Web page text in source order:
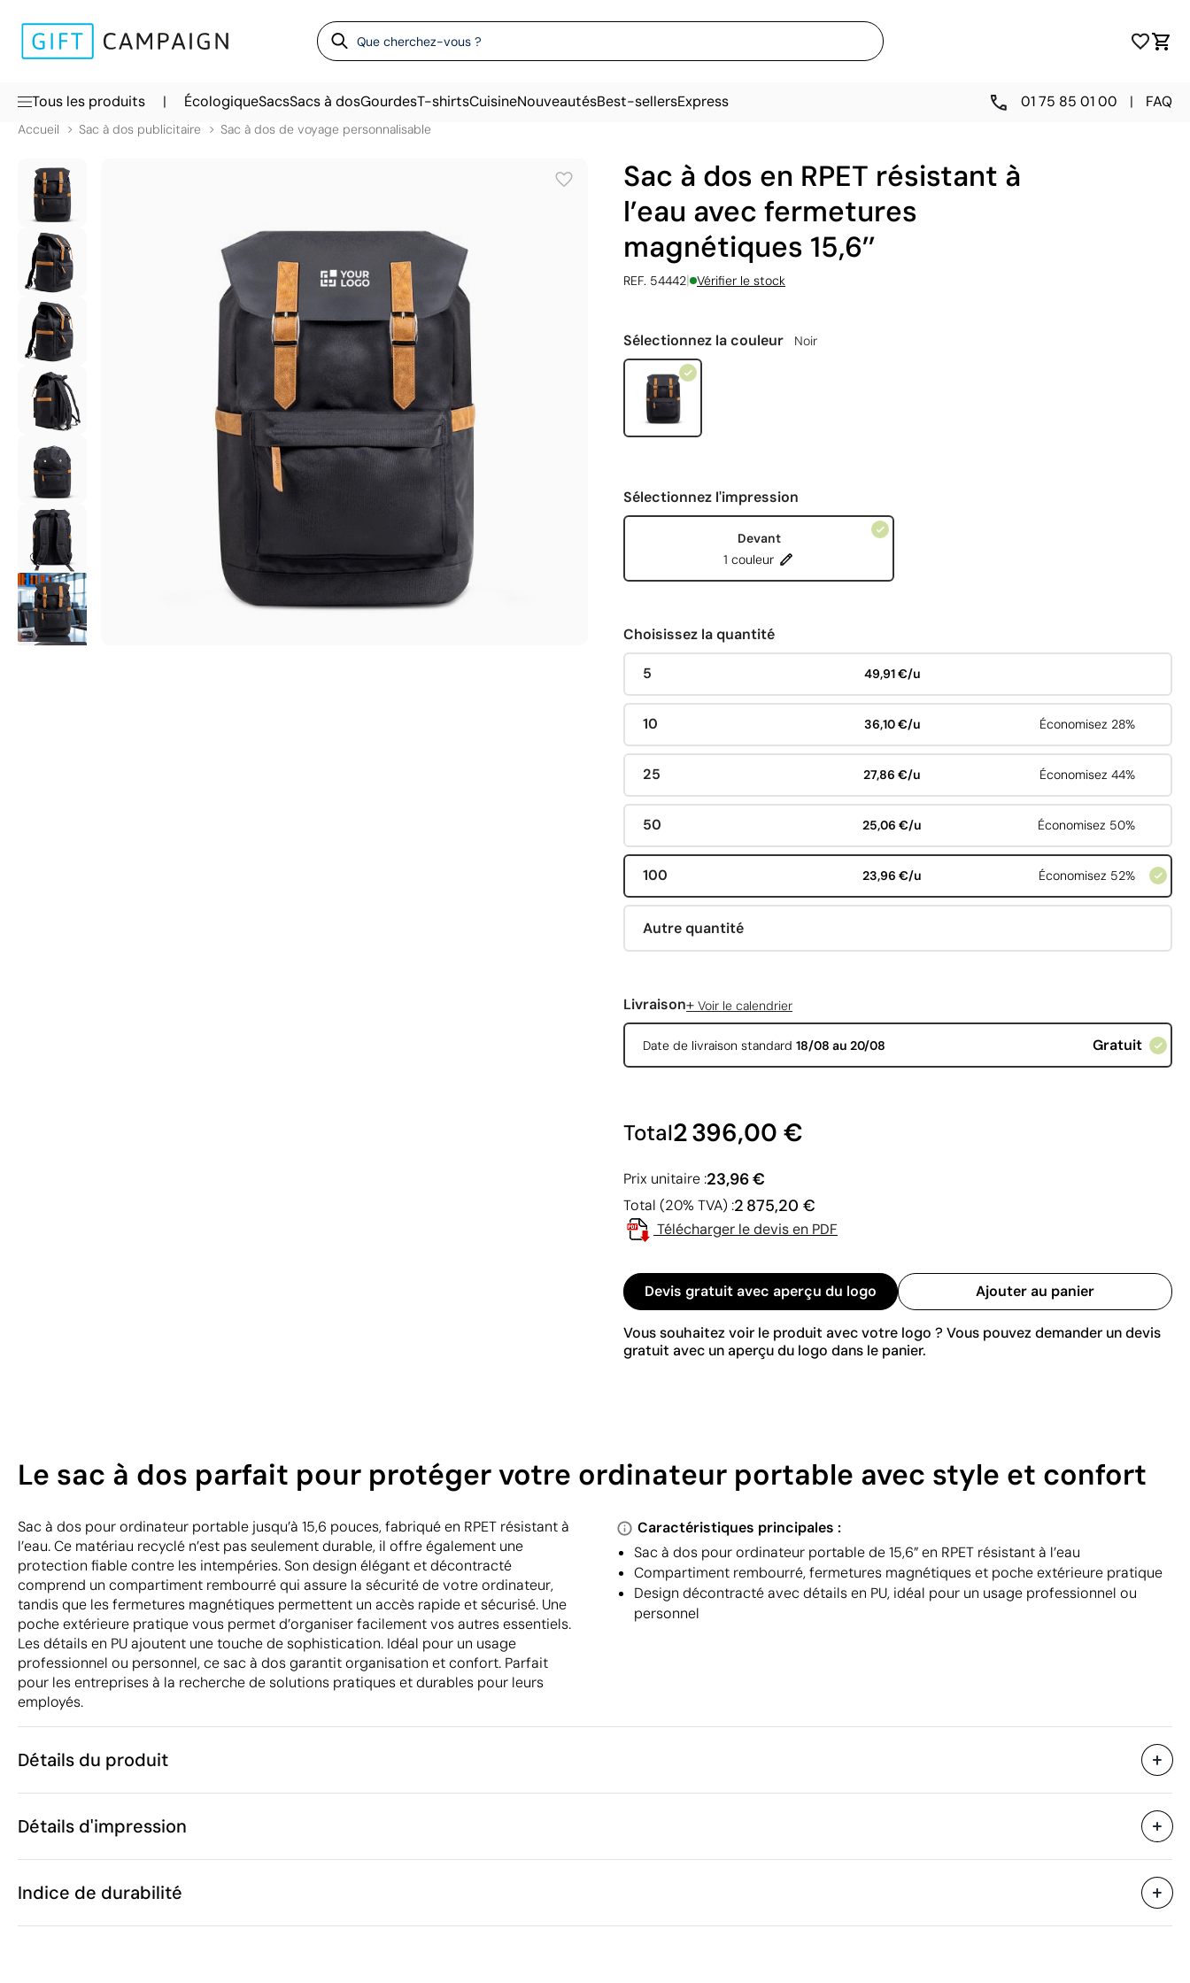
Tous les produits | ÉcologiqueSacsSacs à dosGourdesT-shirtsCuisineNouveautésBest-sellersExpress 01 75 85 01 00 | FAQ
Accueil Sac à dos publicitaire Sac à dos de voyage personnalisable
Sac à dos en RPET résistant à
l’eau avec fermetures
magnétiques 15,6’’
REF. 54442| Vérifier le stock
Sélectionnez la couleur Noir
Sélectionnez l'impression
Devant
1 couleur
Choisissez la quantité
5 49,91 €/u
10 36,10 €/u Économisez 28%
25 27,86 €/u Économisez 44%
50 25,06 €/u Économisez 50%
100 23,96 €/u Économisez 52%
Autre quantité
Livraison+ Voir le calendrier
Date de livraison standard 18/08 au 20/08 Gratuit
Total2 396,00 €
Prix unitaire :23,96 €
Total (20% TVA) :2 875,20 €
Télécharger le devis en PDF
Devis gratuit avec aperçu du logo Ajouter au panier
Vous souhaitez voir le produit avec votre logo ? Vous pouvez demander un devis
gratuit avec un aperçu du logo dans le panier.
Le sac à dos parfait pour protéger votre ordinateur portable avec style et confort
Sac à dos pour ordinateur portable jusqu’à 15,6 pouces, fabriqué en RPET résistant à
l’eau. Ce matériau recyclé n’est pas seulement durable, il offre également une
protection fiable contre les intempéries. Son design élégant et décontracté
comprend un compartiment rembourré qui assure la sécurité de votre ordinateur,
tandis que les fermetures magnétiques permettent un accès rapide et sécurisé. Une
poche extérieure pratique vous permet d’organiser facilement vos autres essentiels.
Les détails en PU ajoutent une touche de sophistication. Idéal pour un usage
professionnel ou personnel, ce sac à dos garantit organisation et confort. Parfait
pour les entreprises à la recherche de solutions pratiques et durables pour leurs
employés.
Caractéristiques principales :
Sac à dos pour ordinateur portable de 15,6” en RPET résistant à l’eau
Compartiment rembourré, fermetures magnétiques et poche extérieure pratique
Design décontracté avec détails en PU, idéal pour un usage professionnel ou
personnel
Détails du produit
Caractéristiques
Code du produit
Taille
Poids
660 g
Emballage
Quantité par boîte
10 unités
Détails d'impression
Indice de durabilité